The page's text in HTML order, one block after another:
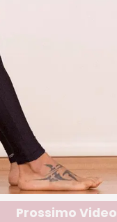
Prossimo Video